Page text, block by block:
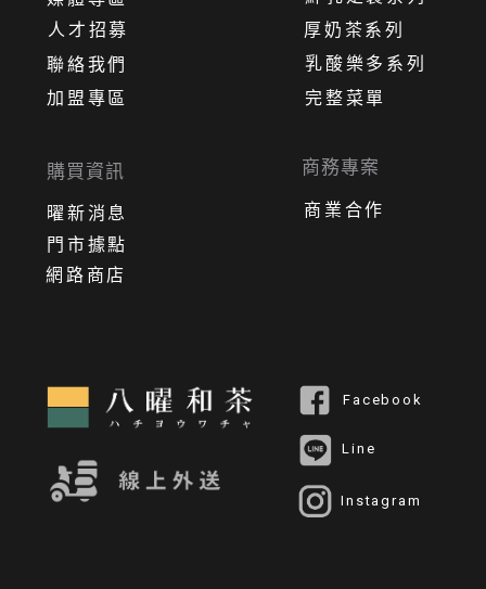
Facebook
人才招募
Instagram
Line
網路商店
門市據點
曜新消息
購買資訊
聯絡我們
加盟專區
商務專案
商業合作
乳酸樂多系列
厚奶茶系列
完整菜單